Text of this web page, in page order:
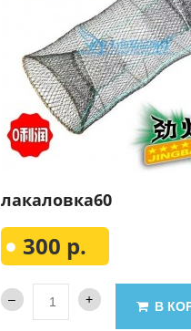
лакаловка60
300 р.
В